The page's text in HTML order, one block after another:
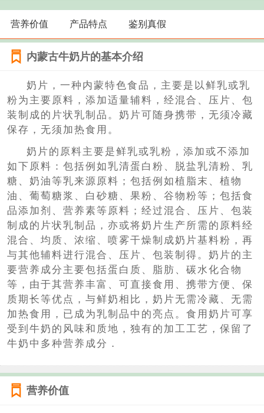
营养价值 产品特点 鉴别真假
内蒙古牛奶片的基本介绍
奶片，一种内蒙特色食品，主要是以鲜乳或乳
粉为主要原料，添加适量辅料，经混合、压片、包
装制成的片状乳制品。奶片可随身携带，无须冷藏
保存，无须加热食用。
奶片的原料主要是鲜乳或乳粉，添加或不添加
如下原料：包括例如乳清蛋白粉、脱盐乳清粉、乳
糖、奶油等乳来源原料；包括例如植脂末、植物
油、葡萄糖浆、白砂糖、果粉、谷物粉等；包括食
品添加剂、营养素等原料；经过混合、压片、包装
制成的片状乳制品，亦或将奶片生产所需的原料经
混合、均质、浓缩、喷雾干燥制成奶片基料粉，再
与其他辅料进行混合、压片、包装制得。奶片的主
要营养成分主要包括蛋白质、脂肪、碳水化合物
等，由于其营养丰富、可直接食用、携带方便、保
质期长等优点，与鲜奶相比，奶片无需冷藏、无需
加热食用，已成为乳制品中的亮点。食用奶片可享
受到牛奶的风味和质地，独有的加工工艺，保留了
牛奶中多种营养成分．
营养价值